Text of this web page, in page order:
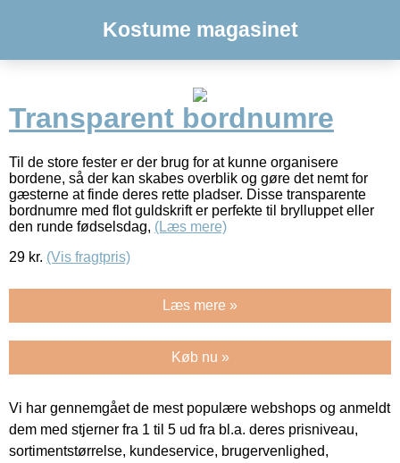
Kostume magasinet
Transparent bordnumre
Til de store fester er der brug for at kunne organisere
bordene, så der kan skabes overblik og gøre det nemt for
gæsterne at finde deres rette pladser. Disse transparente
bordnumre med flot guldskrift er perfekte til brylluppet eller
den runde fødselsdag, (Læs mere)
29 kr. (Vis fragtpris)
Læs mere »
Køb nu »
Vi har gennemgået de mest populære webshops og anmeldt
dem med stjerner fra 1 til 5 ud fra bl.a. deres prisniveau,
sortimentstørrelse, kundeservice, brugervenlighed,